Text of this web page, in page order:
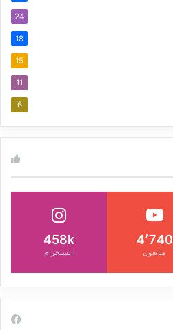
24
18
15
11
6
4٬740
متابعون
458k
انستجرام